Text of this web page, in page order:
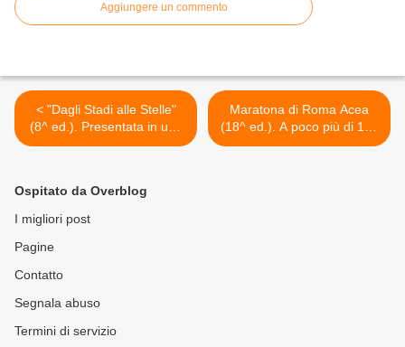
Aggiungere un commento
< "Dagli Stadi alle Stelle"
(8^ ed.). Presentata in una
cornice informale ed
dicembre
Maratona di Roma Acea
(18^ ed.). A poco più di 100
giorni dal 18 marzo, già
Ospitato da Overblog
I migliori post
Pagine
Contatto
Segnala abuso
Termini di servizio